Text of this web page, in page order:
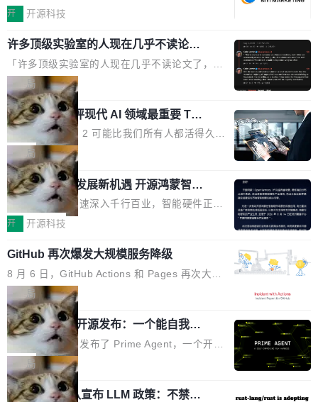
与80PLUS钛金能效；支持ATX 3.1与PCIe 5.1
实时LCD监控屏，可充分满足当下高阶PC主机
的严苛使用需求。 澎湃功率，紧凑机身 钛金雕1
600PG5 AI TOP具备强悍输出功率，同时实现
机身尺寸大幅精简。整机长度仅16厘米，属于同
功率段机身尺寸十分紧凑的1600W电源产品。小
巧机身有效提升市面主流标准A...
的价值重构。全球全案品牌代理机构市场从2025
复合增长率达5.44%,预计2032年将突破120亿美
元。数字广告与公共关系相关服务市场更是从20
25年的8463亿美元扩张至2026年的8763亿美
元。数字的背后是一个清晰的事实——品牌对专
业化营销服务的需求从未如此迫切。 但市场扩容
的同时,服务商的竞争逻辑正在改变。2026年Top
Agency年度合辑的观察指出,“产品”这个离消费
者最近的载体,在整个品牌营销层面的权重显著变
高了。全域营销服务商的竞争正在从规模转向深
度,案例厚度、全域覆盖、多线协同...
开 开源科技
许多顶级实验室的人现在几乎不读论文
了
「许多顶级实验室的人现在几乎不读论文了，而
且他们认为 ICLR/ICML/NeurIPS 充斥着大量过
度宣传和欺诈。」 OpenAI 研究员 Keller Jorda
n 这条推文引发了广泛讨论。他不是在说风凉
话，他是说出了一个圈内人尽皆知但很少公开捅
破的事实。 Jordan 随后补充了一句软化声明：
「我不认为这些会议上大部分论文都在过度宣传
或造假。问题是，作为读者，如果你筛选出那些
看起来最令人兴奋的论文，那它们大部分都是过
度宣传的。」 这才是真正的痛点。不是所有论文
都有问题，是最吸引眼球的那批论文最有问题。
他引用的帖子来自 Mathew Shen，一位 ICLR 2
026 的读者：「看了篇 ...
局
xAI 前工程师评现代 AI 领域最重要 Top
3 开源项目
Flash Attention 2 可能比我们所有人都活得久。
这句话不是来自某个技术博客，而是出自 Hieu
Pham 的一条推文。Hieu Pham 是谁？他是 xAI
的早期工程师之一，在 Grok 训练基础设施团队
工作过。近日他在 X 上发了一条帖子，列出了他
认为现代 AI 领域最重要的三个开源项目。 第一
理由很具体。FA 系列不需要解释，但 FA2 是他
认为最重要的一个——复杂度恰到好处，刚好能
驱动你去学 CuTe，但还没被那些"邪恶的" Hopp
er++ 优化所淹没，足够容易修改和适配。 更关
键的是 FA2 的持久性...
局
共商智能硬件发展新机遇 开源鸿蒙智能
硬件开发者日杭州站即将举行
随着万物智联加速深入千行百业，智能硬件正从
单点设备迈向智能化、网联化、协同化发展。作
鸿蒙通过统一技术底座和分布式能力，为不同类
型智能设备的开发、连接与互联提供关键支撑，
也为产业链企业探索产品创新与商业增长打开新
的空间。 8月14日，开源鸿蒙智能硬件开发者日
（OHDD：OpenHarmony Hardware Develope
r Day）将在杭州启航。活动面向智能硬件产业
链企业和开发者，邀请行业专家与资深技术顾
问，围绕开源鸿蒙技术能力、设备适配、芯片适
配、功耗与稳定性调优、兼容性测评及统一互联
开 开源科技
GitHub 再次爆发大规模服务降级
8 月 6 日，GitHub Actions 和 Pages 再次大规
模服务降级，Actions 完全不可用超过 5 小时，
webhook 停发，连自托管 runner 也因调度层故
障无法工作。Pages、Copilot code review、C
opilot coding agent 全部受影响。从检测到完全
恢复，大约 12 小时。 这是 2026 年 8 月的第六
起事故，其中四起与 AI/Copilot 服务相关。 Git
Hub 员工 kdaigle 在 HN 讨论中贴出了一组数
局
Prime Agent 开源发布：一个能自我改
进的编程 Agent，ARC-AGI 3 超越人类
专家基线
Prime Intellect 发布了 Prime Agent，一个开源
的编程 Agent Harness，核心设计围绕两个抽
象：Recursive Language Model（RLM）和 C
ontinual Harness。在 ARC-AGI 3 基准测试
局
Rust 项目团队宣布 LLM 政策：不禁